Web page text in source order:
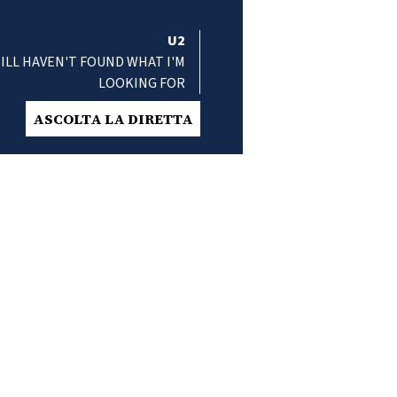
U2
HAVEN'T FOUND WHAT I'M
LOOKING FOR
ASCOLTA LA DIRETTA